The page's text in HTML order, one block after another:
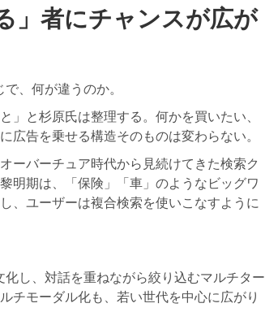
」者にチャンスが広が
、何が違うのか。
」と杉原氏は整理する。何かを買いたい、
告を乗せる構造そのものは変わらない。
ーバーチュア時代から見続けてきた検索ク
明期は、「保険」「車」のようなビッグワ
、ユーザーは複合検索を使いこなすように
し、対話を重ねながら絞り込むマルチター
チモーダル化も、若い世代を中心に広がり